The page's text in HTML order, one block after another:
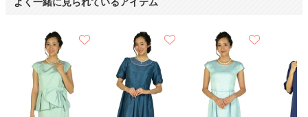
よく一緒に見られているアイテム